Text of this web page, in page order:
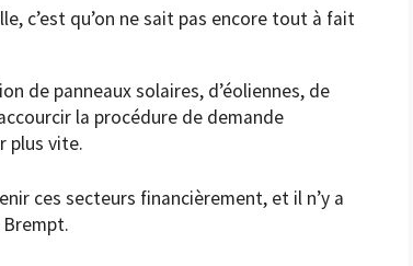
c’est qu’on ne sait pas encore tout à fait
de panneaux solaires, d’éoliennes, de
la procédure de demande
plus vite.
ces secteurs financièrement, et il n’y a